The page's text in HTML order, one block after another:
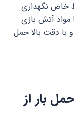
خاص نگهداری
مواد آتش بازی
با دقت بالا حمل
بار از